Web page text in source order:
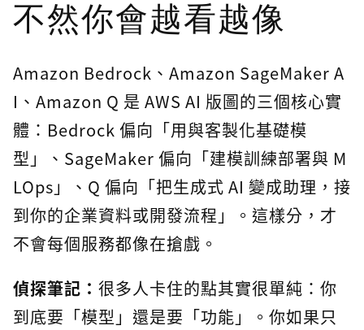
不然你會越看越像
Amazon Bedrock、Amazon SageMaker A
I、Amazon Q 是 AWS AI 版圖的三個核心實
體：Bedrock 偏向「用與客製化基礎模
型」、SageMaker 偏向「建模訓練部署與 M
LOps」、Q 偏向「把生成式 AI 變成助理，接
到你的企業資料或開發流程」。這樣分，才
不會每個服務都像在搶戲。
偵探筆記： 很多人卡住的點其實很單純：你
到底要「模型」還是要「功能」。你如果只